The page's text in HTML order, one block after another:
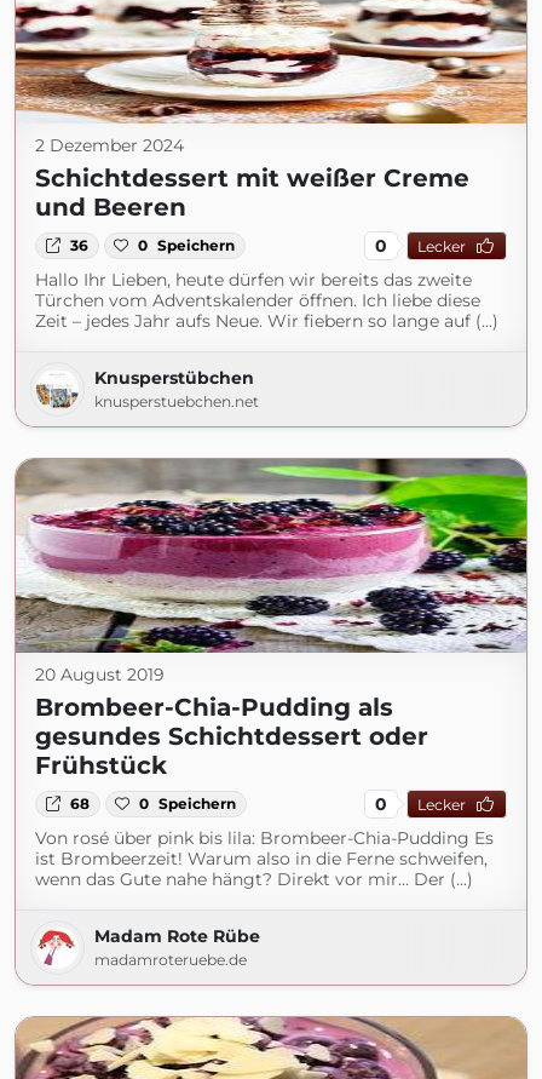
2 Dezember 2024
Schichtdessert mit weißer Creme
und Beeren
36 0 Speichern 0 Lecker
Hallo Ihr Lieben, heute dürfen wir bereits das zweite
Türchen vom Adventskalender öffnen. Ich liebe diese
Zeit – jedes Jahr aufs Neue. Wir fiebern so lange auf (...)
Knusperstübchen
knusperstuebchen.net
20 August 2019
Brombeer-Chia-Pudding als
gesundes Schichtdessert oder
Frühstück
68 0 Speichern 0 Lecker
Von rosé über pink bis lila: Brombeer-Chia-Pudding Es
ist Brombeerzeit! Warum also in die Ferne schweifen,
wenn das Gute nahe hängt? Direkt vor mir… Der (...)
Madam Rote Rübe
madamroteruebe.de